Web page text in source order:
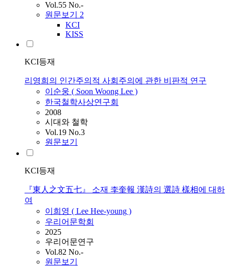
Vol.55 No.-
원문보기 2
KCI
KISS
KCI등재
리영희의 인간주의적 사회주의에 관한 비판적 연구
이순웅 ( Soon Woong Lee )
한국철학사상연구회
2008
시대와 철학
Vol.19 No.3
원문보기
KCI등재
『東人之文五七』 소재 李奎報 漢詩의 選詩 樣相에 대하
여
이희영 ( Lee Hee-young )
우리어문학회
2025
우리어문연구
Vol.82 No.-
원문보기